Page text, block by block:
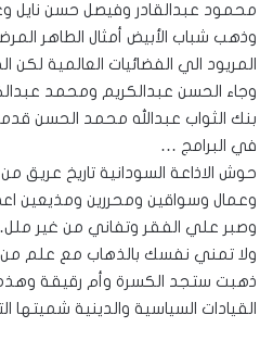
محمود عبدالقادر وفيصل حسن نايل
وذهب شباب الأبيض أمثال الطاهر
المريود الي الفضائيات العالمية
وجاء الحسن عبدالكريم ومحمد
بنك الثواب عبدالله محمد الحسن
في البرامج …
حوش الاذاعة السودانية تاريخ عريق
وعمال وسواقين ومحررين ومذيعين
وصبر علي الفقر وتفاني من غير
ولا تمني نفسك بالذهاب مع علم من
ذهبت ستجد الكسرة وأم رقيقة وهذه
القيادات السياسية والدينية شميتها